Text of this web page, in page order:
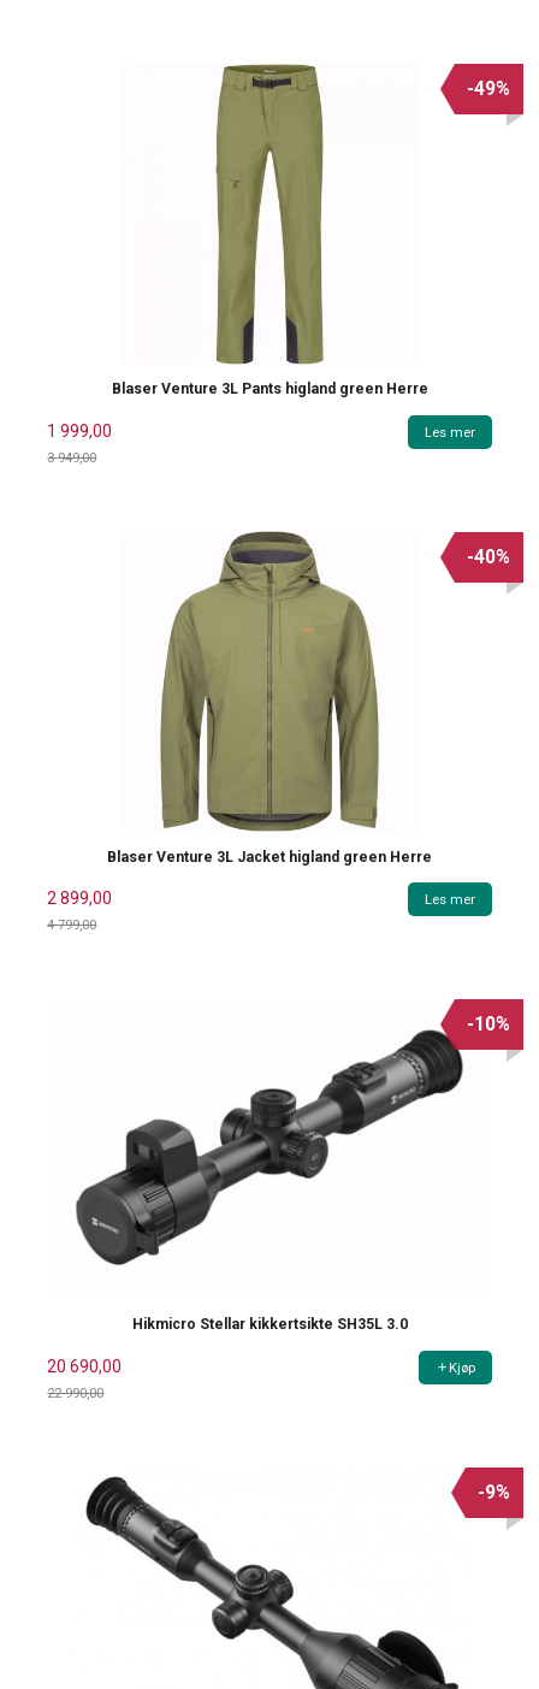
Blaser Venture 3L Pants higland green Herre
1 999,00
3 949,00
-49%
Les mer
Blaser Venture 3L Jacket higland green Herre
2 899,00
4 799,00
-40%
Les mer
Hikmicro Stellar kikkertsikte SH35L 3.0
20 690,00
22 990,00
-10%
Kjøp
-9%